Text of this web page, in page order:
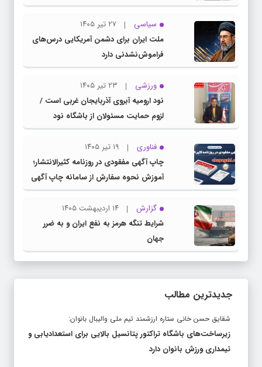
سیاسی
۲۷ تیر ۱۴۰۵
ملت ایران برای دشمن آمریکایی درس‌های
فراموش‌نشدنی دارد
ورزشی
۲۳ تیر ۱۴۰۵
نود ارومیه آبروی آذربایجان غربی است /
لزوم حمایت مسئولان از باشگاه نود
فناوری
۱۹ تیر ۱۴۰۵
چاپ آگهی مفقودی در روزنامه کثیرالانتشار؛
آموزش نحوه سفارش از سامانه چاپ آگهی
دات کام
گزارش
۱۴ اردیبهشت ۱۴۰۵
شرایط تنگه هرمز به نفع ایران و به ضرر
جهان
جدیدترین مطالب
شقایق حسن خانی ستاره ارزشمند تیم ملی والیبال بانوان:
زیرساخت‌های باشگاه تراکتور پتانسیل بالایی برای استعدادیابی و
تیمداری ورزش بانوان دارد